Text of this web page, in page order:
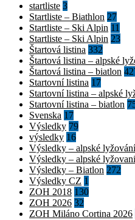
startliste 3
Startliste – Biathlon 27
Startliste – Ski Alpin 11
Startliste – Ski Alpin 23
Štartová listina 332
Štartová listina – alpské
Štartová listina – biatlon
Startovní listina 17
Startovní listina – alpské
Startovní listina – biatlon
Svenska 17
Výsledky 79
výsledky 16
Výsledky – alpské lyžování
Výsledky – alpské
Výsledky – Biatlon 272
Výsledky CZ 1
ZOH 2018 130
ZOH 2026 32
ZOH Miláno Cortina 2026